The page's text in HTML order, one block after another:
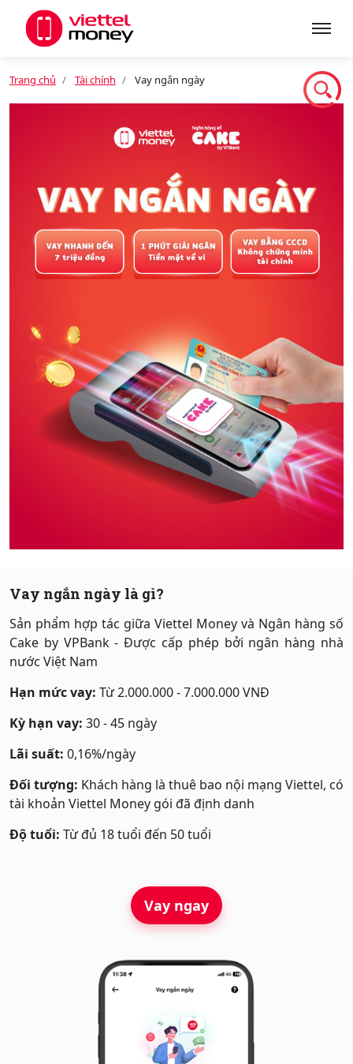
Giới thiệu
Dịch vụ
Tin tức
Hỗ trợ
Trang chủ Tài chính Vay ngắn ngày
Vay ngắn ngày là gì?
Sản phẩm hợp tác giữa Viettel Money và Ngân hàng số
Cake by VPBank - Được cấp phép bởi ngân hàng nhà
nước Việt Nam
Hạn mức vay: Từ 2.000.000 - 7.000.000 VNĐ
Kỳ hạn vay: 30 - 45 ngày
Lãi suất: 0,16%/ngày
Đối tượng: Khách hàng là thuê bao nội mạng Viettel, có
tài khoản Viettel Money gói đã định danh
Độ tuổi: Từ đủ 18 tuổi đến 50 tuổi
Vay ngay